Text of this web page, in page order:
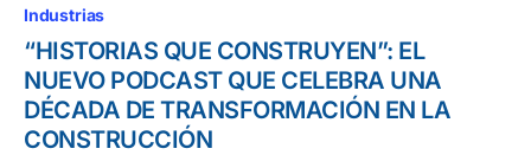
Industrias
“HISTORIAS QUE CONSTRUYEN”: EL
NUEVO PODCAST QUE CELEBRA UNA
DÉCADA DE TRANSFORMACIÓN EN LA
CONSTRUCCIÓN